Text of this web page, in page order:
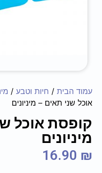
עמוד הבית / חיות וטבע /
אוכל שני תאים – מיניונים
קופסת אוכל
מיניונים
16.90 ₪